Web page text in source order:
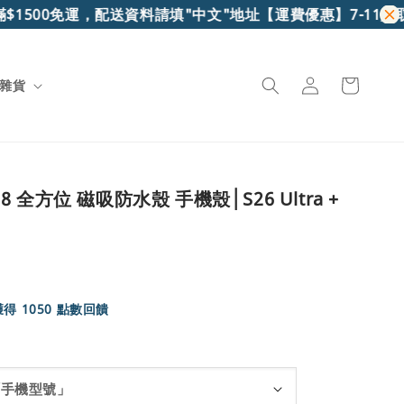
運，配送資料請填"中文"地址【運費優惠】7-11超取滿
貨
全方位 磁吸防水殼 手機殼│S26 Ultra +
1050 點數回饋